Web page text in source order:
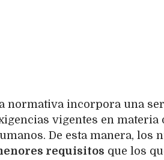
normativa incorpora una
vigentes en
De esta manera, los
requisitos que los